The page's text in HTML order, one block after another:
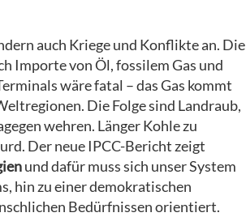
auch Kriege und Konflikte an. Die
Importe von Öl, fossilem Gas und
wäre fatal – das Gas kommt
Die Folge sind Landraub,
wehren. Länger Kohle zu
Der neue IPCC-Bericht zeigt
und dafür muss sich unser System
hin zu einer demokratischen
Bedürfnissen orientiert.